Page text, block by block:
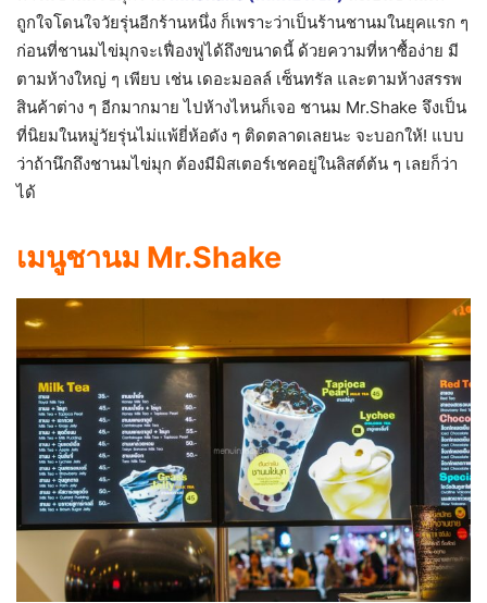
ถูกใจโดนใจวัยรุ่นอีกร้านหนึ่ง ก็เพราะว่าเป็นร้านชานมในยุคแรก ๆ
ก่อนที่ชานมไข่มุกจะเฟื่องฟูได้ถึงขนาดนี้ ด้วยความที่หาซื้อง่าย มี
ตามห้างใหญ่ ๆ เพียบ เช่น เดอะมอลล์ เซ็นทรัล และตามห้างสรรพ
สินค้าต่าง ๆ อีกมากมาย ไปห้างไหนก็เจอ ชานม Mr.Shake จึงเป็น
ที่นิยมในหมู่วัยรุ่นไม่แพ้ยี่ห้อดัง ๆ ติดตลาดเลยนะ จะบอกให้! แบบ
ว่าถ้านึกถึงชานมไข่มุก ต้องมีมิสเตอร์เชคอยู่ในลิสต์ต้น ๆ เลยก็ว่า
ได้
เมนูชานม Mr.Shake